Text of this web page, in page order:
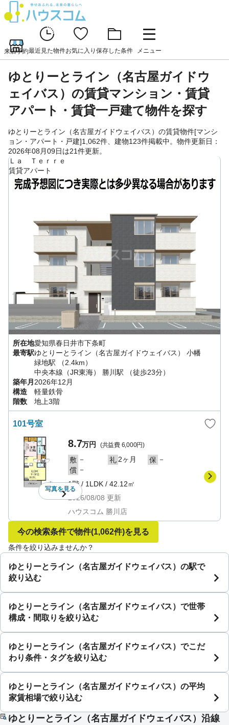
来店予約最近見た物件お気に入り 保存した条件 メニュー
ゆとりーとライン（名古屋ガイドウ
ェイバス）の賃貸マンション・賃貸
アパート・賃貸一戸建て物件を探す
ゆとりーとライン（名古屋ガイドウェイバス）の賃貸物件[マンシ
ョン・アパート・戸建]1,062件、建物123件掲載中。物件更新日：
2026年08月09日は21件更新。
Ｌａ Ｔｅｒｒｅ
賃貸アパート
所在地愛知県春日井市下条町
最寄駅ゆとりーとライン（名古屋ガイドウェイバス）
小幡
緑地駅
（2.4km）
中央本線（JR東海）
勝川駅
（徒歩23分）
築年月 2026年12月
構造
軽量鉄骨
階数
地上3階
101号室
写真を見る
8.7万円 (共益費 6,000円)
敷 － 礼 2ヶ月 保 －
償 －
1階/ 1LDK / 42.12㎡
2026/08/08 更新
ハウスコム 勝川店
今の検索条件で物件(1,062件)を見る
条件を絞り込みませんか？
ゆとりーとライン（名古屋ガイドウェイバス）の駅で
絞り込む
ゆとりーとライン（名古屋ガイドウェイバス）で世帯
構成・間取りを絞り込む
ゆとりーとライン（名古屋ガイドウェイバス）でこだ
わり条件・タグを絞り込む
ゆとりーとライン（名古屋ガイドウェイバス）の平均
家賃相場で絞り込む
ゆとりーとライン（名古屋ガイドウェイバス）沿線